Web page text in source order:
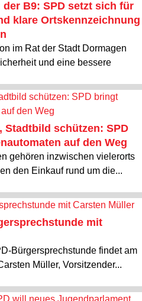
B9: SPD setzt sich für
klare Ortskennzeichnung
im Rat der Stadt Dormagen
und eine bessere
Stadtbild schützen: SPD
auf den Weg
gehören inzwischen vielerorts
den Einkauf rund um die...
mit
Bürgersprechstunde findet am
Müller, Vorsitzender...